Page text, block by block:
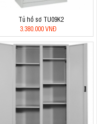
Tủ hồ sơ TU09K2
3.380.000 VNĐ